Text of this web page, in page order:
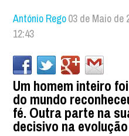
António Rego03 de Maio
12:43
Um homem inteiro
do mundo
fé. Outra parte na
decisivo na